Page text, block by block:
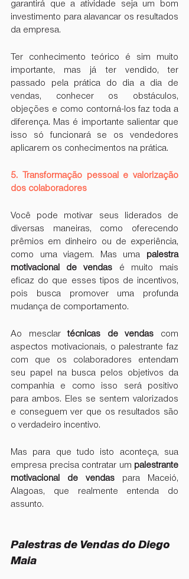
garantirá que a atividade seja um bom
investimento para alavancar os resultados
da empresa.
Ter conhecimento teórico é sim muito
importante, mas já ter vendido, ter
passado pela prática do dia a dia de
vendas, conhecer os obstáculos,
objeções e como contorná-los faz toda a
diferença. Mas é importante salientar que
isso só funcionará se os vendedores
aplicarem os conhecimentos na prática.
5. Transformação pessoal e valorização
dos colaboradores
Você pode motivar seus liderados de
diversas maneiras, como oferecendo
prêmios em dinheiro ou de experiência,
como uma viagem. Mas uma palestra
motivacional de vendas é muito mais
eficaz do que esses tipos de incentivos,
pois busca promover uma profunda
mudança de comportamento.
Ao mesclar técnicas de vendas com
aspectos motivacionais, o palestrante faz
com que os colaboradores entendam
seu papel na busca pelos objetivos da
companhia e como isso será positivo
para ambos. Eles se sentem valorizados
e conseguem ver que os resultados são
o verdadeiro incentivo.
Mas para que tudo isto aconteça, sua
empresa precisa contratar um palestrante
motivacional de vendas para Maceió,
Alagoas, que realmente entenda do
assunto.
Palestras de Vendas do Diego
Maia